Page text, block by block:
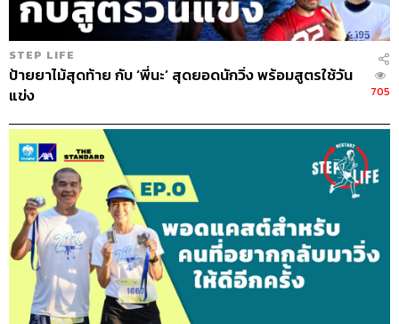
STEP LIFE
ป้ายยาไม้สุดท้าย กับ ‘พี่นะ’ สุดยอดนักวิ่ง พร้อมสูตรใช้วัน
แข่ง
705